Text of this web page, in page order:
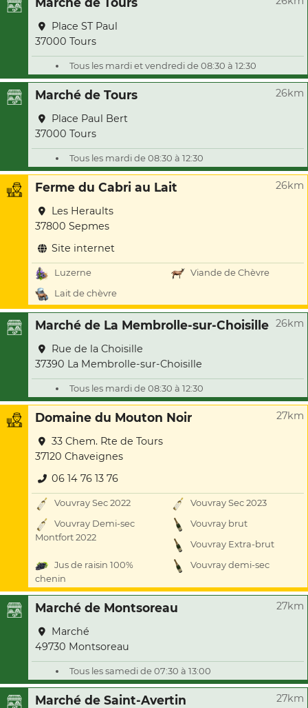
Place ST Paul
37000 Tours
Tous les mardi et vendredi de 08:30 à 12:30
Marché de Tours 26km
Place Paul Bert
37000 Tours
Tous les mardi de 08:30 à 12:30
Ferme du Cabri au Lait 26km
Les Heraults
37800 Sepmes
Site internet
Luzerne
Viande de Chèvre
Lait de chèvre
Marché de La Membrolle-sur-Choisille 26km
Rue de la Choisille
37390 La Membrolle-sur-Choisille
Tous les mardi de 08:30 à 12:30
Domaine du Mouton Noir 27km
33 Chem. Rte de Tours
37120 Chaveignes
06 14 76 13 76
Vouvray Sec 2022
Vouvray Sec 2023
Vouvray Demi-sec
Montfort 2022
Vouvray brut
Vouvray Extra-brut
Jus de raisin 100%
chenin
Vouvray demi-sec
Marché de Montsoreau 27km
Marché
49730 Montsoreau
Tous les samedi de 07:30 à 13:00
Marché de Saint-Avertin 27km